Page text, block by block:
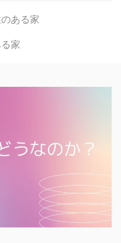
ある家
家